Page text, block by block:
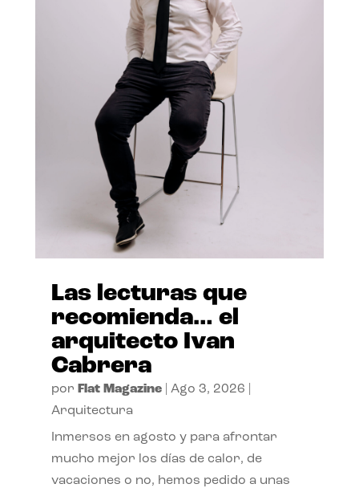
Las lecturas que
recomienda… el
arquitecto Ivan
Cabrera
por Flat Magazine| Ago 3, 2026
Arquitectura
Inmersos en agosto y para afrontar
mucho mejor los días de calor, de
vacaciones o no, hemos pedido a unas